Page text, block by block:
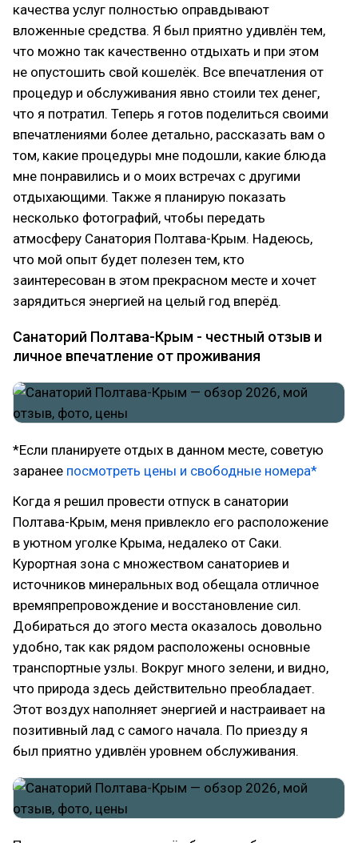
качества услуг полностью оправдывают
вложенные средства. Я был приятно удивлён тем,
что можно так качественно отдыхать и при этом
не опустошить свой кошелёк. Все впечатления от
процедур и обслуживания явно стоили тех денег,
что я потратил. Теперь я готов поделиться своими
впечатлениями более детально, рассказать вам о
том, какие процедуры мне подошли, какие блюда
мне понравились и о моих встречах с другими
отдыхающими. Также я планирую показать
несколько фотографий, чтобы передать
атмосферу Санатория Полтава-Крым. Надеюсь,
что мой опыт будет полезен тем, кто
заинтересован в этом прекрасном месте и хочет
зарядиться энергией на целый год вперёд.
Санаторий Полтава-Крым - честный отзыв и
личное впечатление от проживания
*Если планируете отдых в данном месте, советую
заранее посмотреть цены и свободные номера*
Когда я решил провести отпуск в санатории
Полтава-Крым, меня привлекло его расположение
в уютном уголке Крыма, недалеко от Саки.
Курортная зона с множеством санаториев и
источников минеральных вод обещала отличное
времяпрепровождение и восстановление сил.
Добираться до этого места оказалось довольно
удобно, так как рядом расположены основные
транспортные узлы. Вокруг много зелени, и видно,
что природа здесь действительно преобладает.
Этот воздух наполняет энергией и настраивает на
позитивный лад с самого начала. По приезду я
был приятно удивлён уровнем обслуживания.